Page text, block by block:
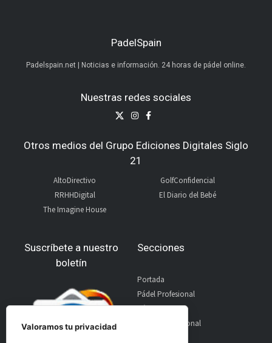
PadelSpain
Padelspain.net | Noticias e información. 24 horas de pádel online.
Nuestras redes sociales
Otros medios del Grupo Ediciones Digitales Siglo
21
AltoDirectivo
RRHHDigital
The Imagine House
GolfConfidencial
El Diario del Bebé
Suscríbete a nuestro
boletín
Secciones
Portada
Pádel Profesional
Pádel Amateur
Pádel Internacional
Valoramos tu privacidad